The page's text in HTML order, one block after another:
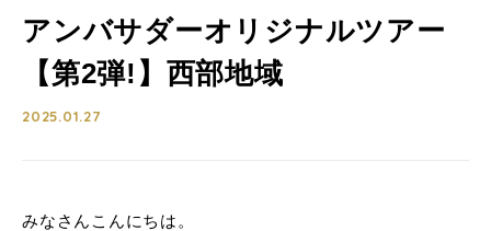
アンバサダーオリジナルツアー
【第2弾!】西部地域
2025.01.27
みなさんこんにちは。